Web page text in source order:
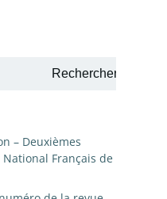
Rechercher
– Deuxièmes
Français de